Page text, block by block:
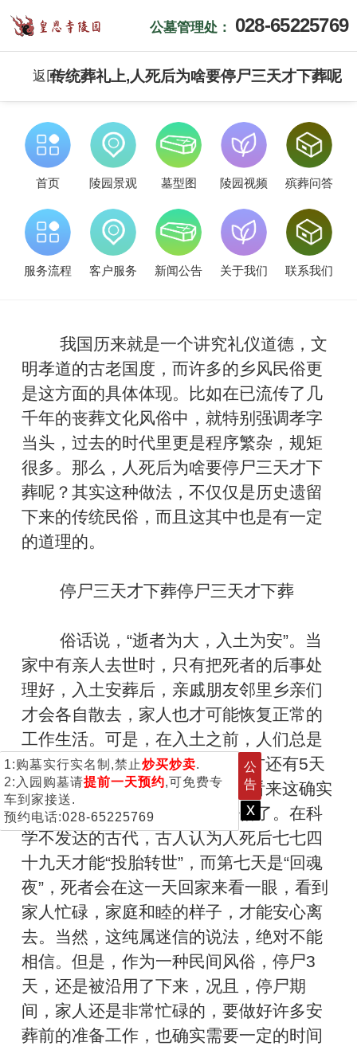
1:购墓实行实名制,禁止炒买炒卖.
2:入园购墓请提前一天预约,可免费专
车到家接送.
预约电话:028-65225769
公
告
x
公墓管理处： 028-65225769
返回传统葬礼上,人死后为啥要停尸三天才下葬呢
首页 陵园景观 墓型图 陵园视频 殡葬问答
服务流程 客户服务 新闻公告 关于我们 联系我们
我国历来就是一个讲究礼仪道德，文
明孝道的古老国度，而许多的乡风民俗更
是这方面的具体体现。比如在已流传了几
千年的丧葬文化风俗中，就特别强调孝字
当头，过去的时代里更是程序繁杂，规矩
很多。那么，人死后为啥要停尸三天才下
葬呢？其实这种做法，不仅仅是历史遗留
下来的传统民俗，而且这其中也是有一定
的道理的。
停尸三天才下葬停尸三天才下葬
俗话说，“逝者为大，入土为安”。当
家中有亲人去世时，只有把死者的后事处
理好，入土安葬后，亲戚朋友邻里乡亲们
才会各自散去，家人也才可能恢复正常的
工作生活。可是，在入土之前，人们总是
会把逝者停尸3天，过去有的地方还有5天
或7天，甚至更长一些时间的，看来这确实
是一个流传很久的古老民风习俗了。在科
学不发达的古代，古人认为人死后七七四
十九天才能“投胎转世”，而第七天是“回魂
夜”，死者会在这一天回家来看一眼，看到
家人忙碌，家庭和睦的样子，才能安心离
去。当然，这纯属迷信的说法，绝对不能
相信。但是，作为一种民间风俗，停尸3
天，还是被沿用了下来，况且，停尸期
间，家人还是非常忙碌的，要做好许多安
葬前的准备工作，也确实需要一定的时间